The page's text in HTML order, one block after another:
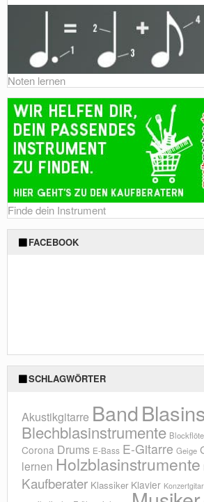
Noten lernen
Finde dein Instrument
FACEBOOK
SCHLAGWÖRTER
Akustikgitarre Band
Blechblasinstrumente Blockflöte
Corona Drums E-Bass E-Gitarre Geige
lernen Holzblasinstrumente
Kaufberater Klassiker Klavier